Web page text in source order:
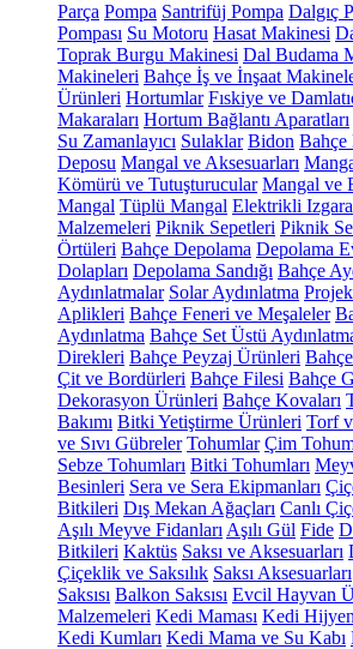
Parça Pompa Santrifüj Pompa Dalgıç
Pompası Su Motoru Hasat Makinesi
Toprak Burgu Makinesi Dal Budama
Makineleri Bahçe İş ve İnşaat
Ürünleri Hortumlar Fıskiye ve
Makaraları Hortum Bağlantı Aparatları
Su Zamanlayıcı Sulaklar Bidon Bahçe
Deposu Mangal ve Aksesuarları
Kömürü ve Tutuşturucular Mangal ve
Mangal Tüplü Mangal Elektrikli Izgara
Malzemeleri Piknik Sepetleri Piknik
Örtüleri Bahçe Depolama Depolama
Dolapları Depolama Sandığı Bahçe
Aydınlatmalar Solar Aydınlatma
Aplikleri Bahçe Feneri ve Meşaleler
Aydınlatma Bahçe Set Üstü
Direkleri Bahçe Peyzaj Ürünleri
Çit ve Bordürleri Bahçe Filesi Bahçe
Dekorasyon Ürünleri Bahçe Kovaları
Bakımı Bitki Yetiştirme Ürünleri Torf
ve Sıvı Gübreler Tohumlar Çim
Sebze Tohumları Bitki Tohumları
Besinleri Sera ve Sera Ekipmanları
Bitkileri Dış Mekan Ağaçları Canlı
Aşılı Meyve Fidanları Aşılı Gül Fide
Bitkileri Kaktüs Saksı ve Aksesuarları
Çiçeklik ve Saksılık Saksı Aksesuarları
Saksısı Balkon Saksısı Evcil Hayvan
Malzemeleri Kedi Maması Kedi
Kedi Kumları Kedi Mama ve Su Kabı